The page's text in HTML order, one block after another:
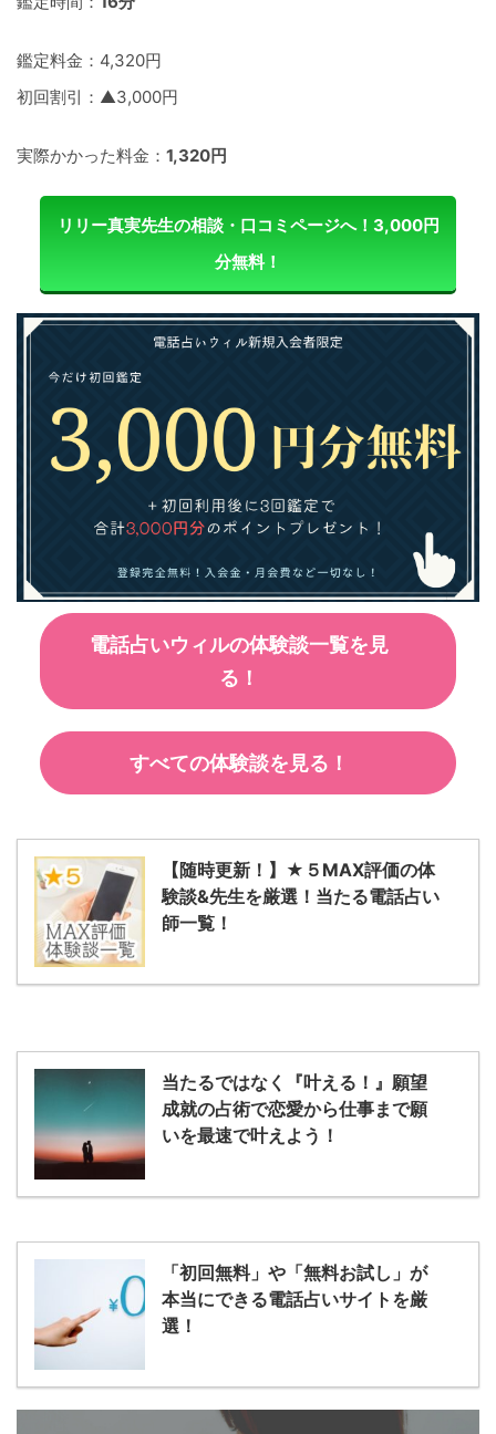
鑑定料金：4,320円
初回割引：▲3,000円
実際かかった料金： 1,320円
リリー真実先生の相談・口コミページへ！3,000円
分無料！
電話占いウィルの体験談一覧を見
る！
すべての体験談を見る！
【随時更新！】★５MAX評価の体
験談&先生を厳選！当たる電話占い
師一覧！
当たるではなく『叶える！』願望
成就の占術で恋愛から仕事まで願
いを最速で叶えよう！
「初回無料」や「無料お試し」が
本当にできる電話占いサイトを厳
選！